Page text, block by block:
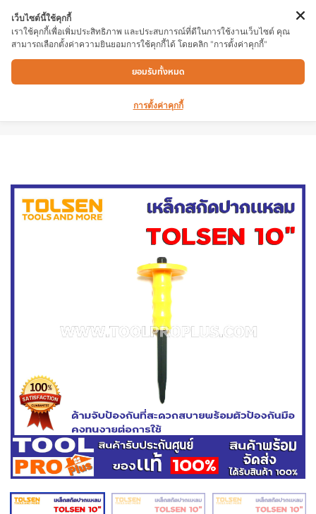
เหล็กสกัดปากแหลม รุ่น 25082 ขนาดความยาว
10” ด้ามจับป้องกันที่สะดวกสบายพร้อมตัวป้องกัน
มือ คงทนงายต่อการใช้
เว็บไซต์นี้ใช้คุกกี้
เราใช้คุกกี้เพื่อเพิ่มประสิทธิภาพ และประสบการณ์ที่ดีในการใช้งานเว็บไซต์ คุณ
สามารถเลือกตั้งค่าความยินยอมการใช้คุกกี้ได้ โดยคลิก "การตั้งค่าคุกกี้"
ยอมรับทั้งหมด
การตั้งค่าคุกกี้